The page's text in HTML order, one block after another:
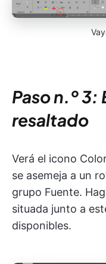
Paso n.º 3:
resaltado
Verá el icono
se asemeja a un
grupo Fuente.
situada junto a
disponibles.